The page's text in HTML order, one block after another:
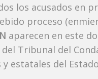
los acusados ​​en
proceso
aparecen en este
Tribunal del
estatales del